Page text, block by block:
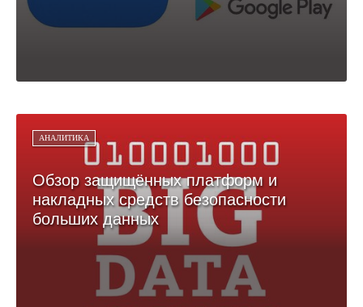
АНАЛИТИКА
Обзор защищённых платформ и
накладных средств безопасности
больших данных